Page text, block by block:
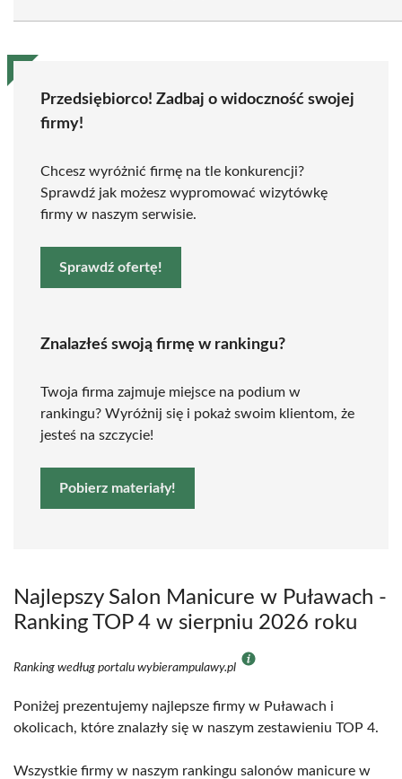
Przedsiębiorco! Zadbaj o widoczność swojej
firmy!
Chcesz wyróżnić firmę na tle konkurencji?
Sprawdź jak możesz wypromować wizytówkę
firmy w naszym serwisie.
Sprawdź ofertę!
Znalazłeś swoją firmę w rankingu?
Twoja firma zajmuje miejsce na podium w
rankingu? Wyróżnij się i pokaż swoim klientom, że
jesteś na szczycie!
Pobierz materiały!
Najlepszy Salon Manicure w Puławach -
Ranking TOP 4 w sierpniu 2026 roku
Ranking według portalu wybierampulawy.pl
Poniżej prezentujemy najlepsze firmy w Puławach i
okolicach, które znalazły się w naszym zestawieniu TOP 4.
Wszystkie firmy w naszym rankingu salonów manicure w